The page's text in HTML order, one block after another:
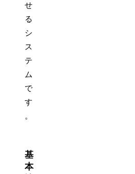
せ
る
シ
ス
テ
ム
で
す
。
基
本